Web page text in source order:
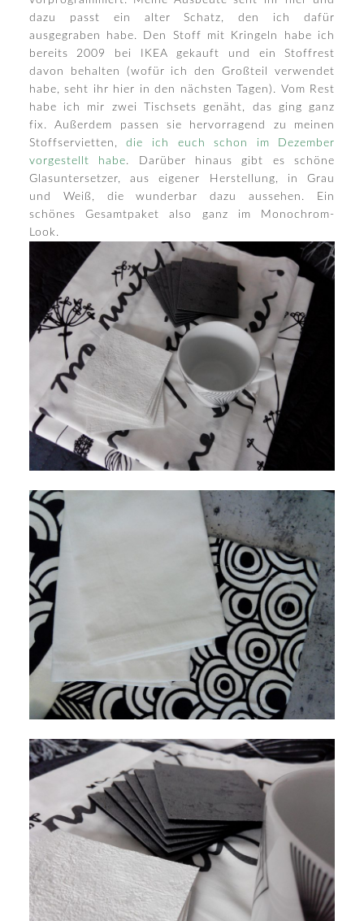
dazu passt ein alter Schatz, den ich dafür
ausgegraben habe. Den Stoff mit Kringeln habe ich
bereits 2009 bei IKEA gekauft und ein Stoffrest
davon behalten (wofür ich den Großteil verwendet
habe, seht ihr hier in den nächsten Tagen). Vom Rest
habe ich mir zwei Tischsets genäht, das ging ganz
fix. Außerdem passen sie hervorragend zu meinen
Stoffservietten,die ich euch schon im Dezember
vorgestellt habe. Darüber hinaus gibt es schöne
Glasuntersetzer, aus eigener Herstellung, in Grau
und Weiß, die wunderbar dazu aussehen. Ein
schönes Gesamtpaket also ganz im Monochrom-
Look.